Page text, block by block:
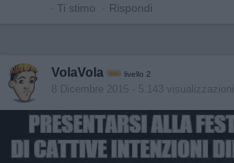
· Ti stimo · Rispondi
VolaVola livello 2
8 Dicembre 2015 - 5.143 visualizzazioni